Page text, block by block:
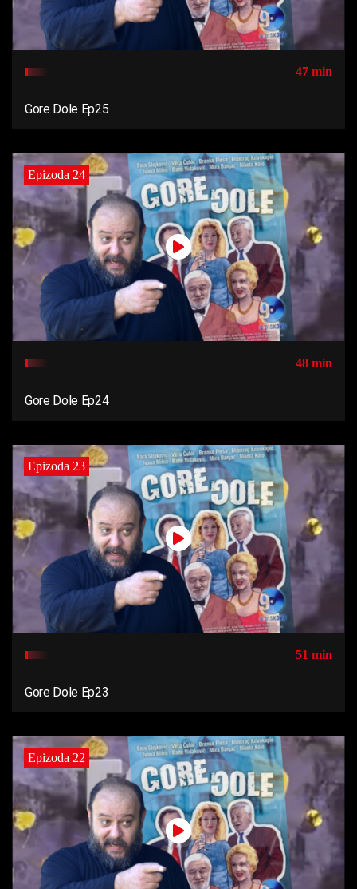
47 min
Gore Dole Ep25
Epizoda 24
48 min
Gore Dole Ep24
Epizoda 23
51 min
Gore Dole Ep23
Epizoda 22